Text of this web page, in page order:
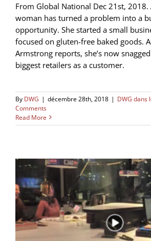
From Global National Dec 21st, 2018.
woman has turned a problem into a
opportunity. She started a small
focused on gluten-free baked goods.
Armstrong reports, she’s now
biggest retailers as a customer.
By DWG | décembre 28th, 2018 | DWG dans
Comments
Read More